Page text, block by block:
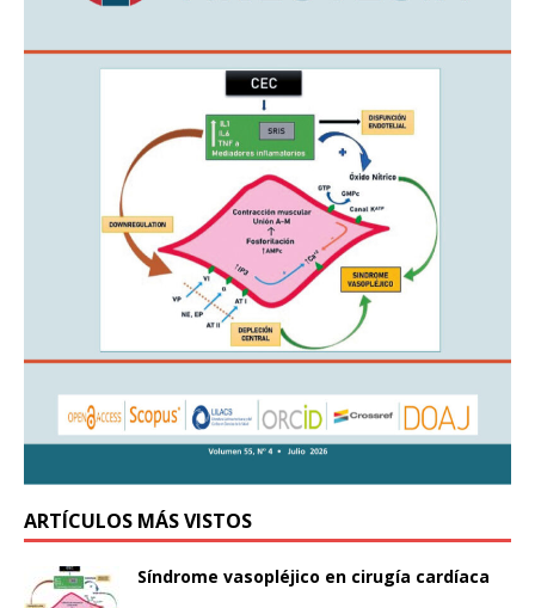
ARTÍCULOS MÁS VISTOS
Síndrome vasopléjico en cirugía cardíaca